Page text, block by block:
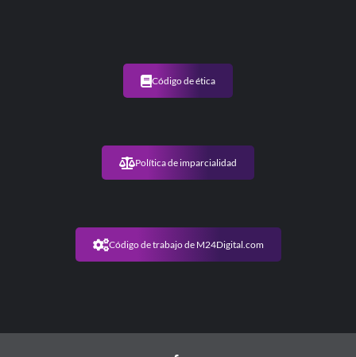
Código de ética
Política de imparcialidad
Código de trabajo de M24Digital.com